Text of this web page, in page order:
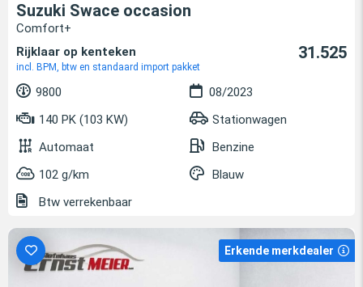
Suzuki Swace occasion
Comfort+
Rijklaar op kenteken
incl. BPM, btw en standaard import pakket
31.525
9800
08/2023
140 PK (103 KW)
Stationwagen
Automaat
Benzine
102 g/km
Blauw
Btw verrekenbaar
Erkende merkdealer